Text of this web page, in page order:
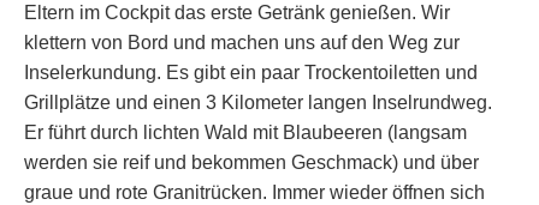
Eltern im Cockpit das erste Getränk genießen. Wir
klettern von Bord und machen uns auf den Weg zur
Inselerkundung. Es gibt ein paar Trockentoiletten und
Grillplätze und einen 3 Kilometer langen Inselrundweg.
Er führt durch lichten Wald mit Blaubeeren (langsam
werden sie reif und bekommen Geschmack) und über
graue und rote Granitrücken. Immer wieder öffnen sich